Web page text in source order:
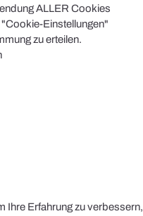
ALLER Cookies
Einstellungen"
zu erteilen.
Ihre Erfahrung zu verbessern,